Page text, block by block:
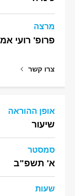
מרצה
פרופ' רועי
צרו קשר
אופן ההוראה
שיעור
סמסטר
א' תשפ"ב
שעות